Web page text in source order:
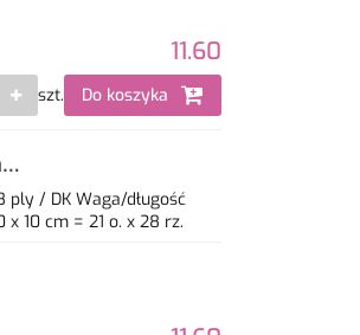
11.60
szt. Do koszyka
ply / DK Waga/długość
10 cm = 21 o. x 28 rz.